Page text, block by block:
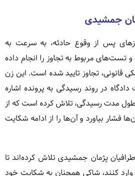
جمشیدی
پس از وقوع حادثه، به سرعت به
تست‌های مربوط به تجاوز را انجام داده
تجاوز تایید شده است. این زن
در روند رسیدگی به پرونده اشاره
طول مدت رسیدگی، تلاش کرده است که از
فشار بیاورد و آن‌ها را از ادامه شکایت
پژمان جمشیدی تلاش کرده‌اند تا
وارد کنند، شاکی همچنان به شکایت خود